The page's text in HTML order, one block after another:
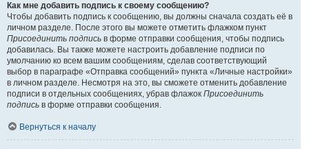
Как мне добавить подпись к своему сообщению?
Чтобы добавить подпись к сообщению, вы должны сначала создать её в
личном разделе. После этого вы можете отметить флажком пункт
Присоединить подпись в форме отправки сообщения, чтобы подпись
добавилась. Вы также можете настроить добавление подписи по
умолчанию ко всем вашим сообщениям, сделав соответствующий
выбор в параграфе «Отправка сообщений» пункта «Личные настройки»
в личном разделе. Несмотря на это, вы сможете отменить добавление
подписи в отдельных сообщениях, убрав флажок Присоединить
подпись в форме отправки сообщения.
Вернуться к началу